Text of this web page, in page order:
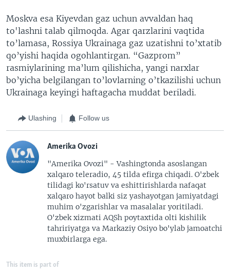
Moskva esa Kiyevdan gaz uchun avvaldan haq
to'lashni talab qilmoqda. Agar qarzlarini vaqtida
to’lamasa, Rossiya Ukrainaga gaz uzatishni to’xtatib
qo’yishi haqida ogohlantirgan. “Gazprom”
rasmiylarining ma’lum qilishicha, yangi narxlar
bo’yicha belgilangan to’lovlarning o’tkazilishi uchun
Ukrainaga keyingi haftagacha muddat beriladi.
Ulashing Follow us
Amerika Ovozi
"Amerika Ovozi" - Vashingtonda asoslangan
xalqaro teleradio, 45 tilda efirga chiqadi. O'zbek
tilidagi ko'rsatuv va eshittirishlarda nafaqat
xalqaro hayot balki siz yashayotgan jamiyatdagi
muhim o'zgarishlar va masalalar yoritiladi.
O'zbek xizmati AQSh poytaxtida olti kishilik
tahririyatga va Markaziy Osiyo bo'ylab jamoatchi
muxbirlarga ega.
This item is part of